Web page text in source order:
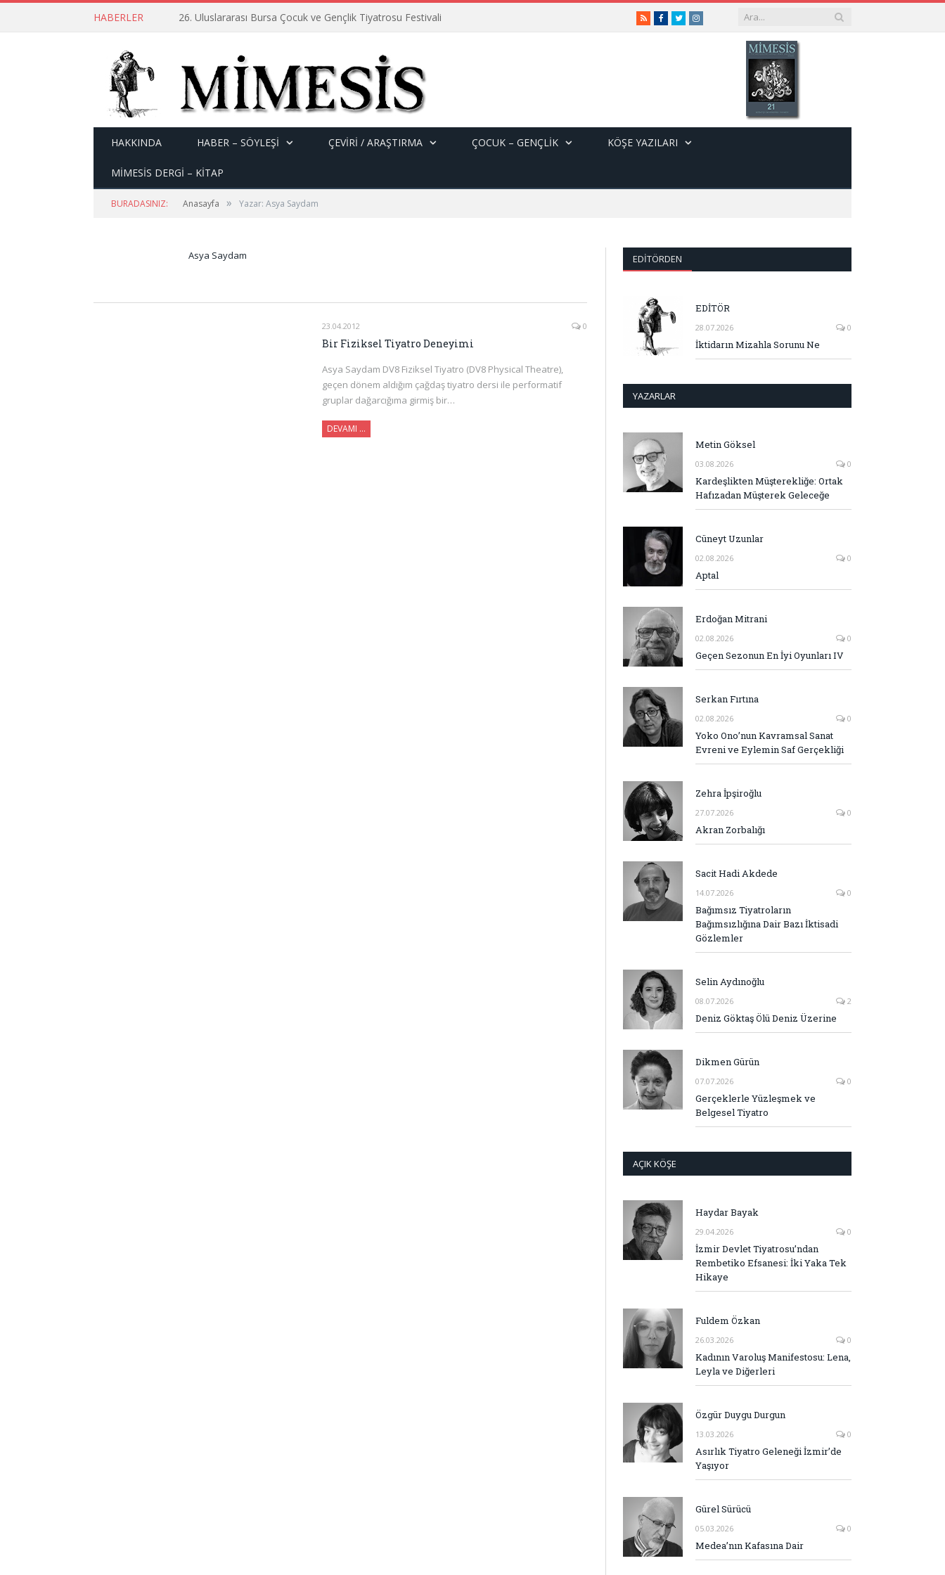
HABERLER 26. Uluslararası Bursa Çocuk ve Gençlik Tiyatrosu Festivali RSSFacebook
TwitterInstagram
HAKKINDA HABER – SÖYLEŞI ÇEVİRİ / ARAŞTIRMA ÇOCUK – GENÇLIK KÖŞE YAZILARI
MİMESİS DERGİ – KİTAP
BURADASINIZ: Anasayfa » Yazar: Asya Saydam
Asya Saydam
23.04.2012 0
Bir Fiziksel Tiyatro Deneyimi
Asya Saydam DV8 Fiziksel Tiyatro (DV8 Physical Theatre),
geçen dönem aldığım çağdaş tiyatro dersi ile performatif
gruplar dağarcığıma girmiş bir…
DEVAMI …
EDITÖRDEN
EDİTÖR
28.07.2026 0
İktidarın Mizahla Sorunu Ne
YAZARLAR
Metin Göksel
03.08.2026 0
Kardeşlikten Müşterekliğe: Ortak
Hafızadan Müşterek Geleceğe
Cüneyt Uzunlar
02.08.2026 0
Aptal
Erdoğan Mitrani
02.08.2026 0
Geçen Sezonun En İyi Oyunları IV
Serkan Fırtına
02.08.2026 0
Yoko Ono’nun Kavramsal Sanat
Evreni ve Eylemin Saf Gerçekliği
Zehra İpşiroğlu
27.07.2026 0
Akran Zorbalığı
Sacit Hadi Akdede
14.07.2026 0
Bağımsız Tiyatroların
Bağımsızlığına Dair Bazı İktisadi
Gözlemler
Selin Aydınoğlu
08.07.2026 2
Deniz Göktaş Ölü Deniz Üzerine
Dikmen Gürün
07.07.2026 0
Gerçeklerle Yüzleşmek ve
Belgesel Tiyatro
AÇIK KÖŞE
Haydar Bayak
29.04.2026 0
İzmir Devlet Tiyatrosu’ndan
Rembetiko Efsanesi: İki Yaka Tek
Hikaye
Fuldem Özkan
26.03.2026 0
Kadının Varoluş Manifestosu: Lena,
Leyla ve Diğerleri
Özgür Duygu Durgun
13.03.2026 0
Asırlık Tiyatro Geleneği İzmir’de
Yaşıyor
Gürel Sürücü
05.03.2026 0
Medea’nın Kafasına Dair